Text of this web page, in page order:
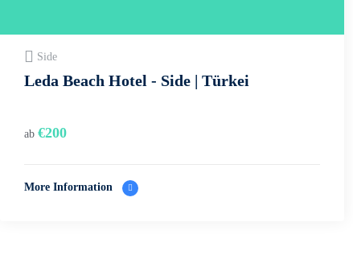
Side
Leda Beach Hotel - Side | Türkei
ab €200
More Information